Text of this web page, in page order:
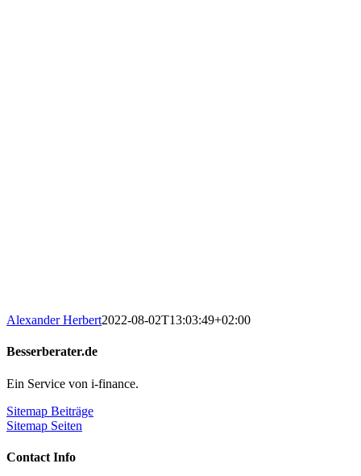
Alexander Herbert2022-08-02T13:03:49+02:00
Besserberater.de
Ein Service von i-finance.
Sitemap Beiträge
Sitemap Seiten
Contact Info